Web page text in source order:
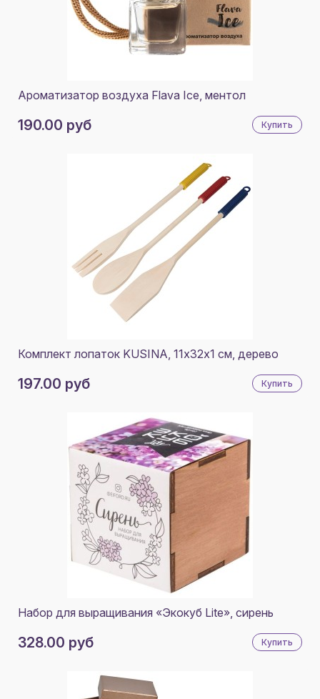
Ароматизатор воздуха Flava Ice, ментол
190.00 руб Купить
Комплект лопаток KUSINA, 11х32х1 см, дерево
197.00 руб Купить
Набор для выращивания «Экокуб Lite», сирень
328.00 руб Купить